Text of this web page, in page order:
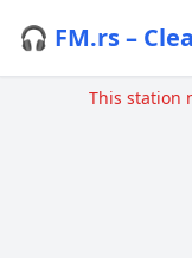
🎧 FM.rs –
This station